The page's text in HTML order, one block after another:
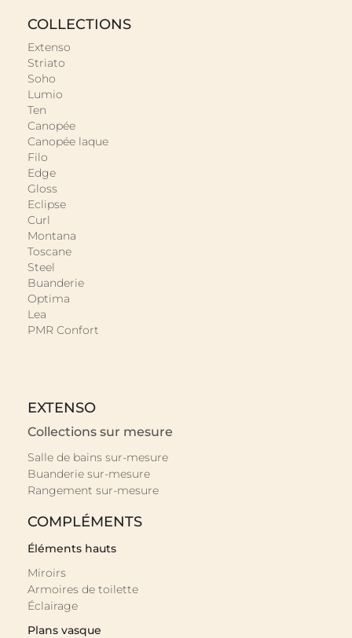
COLLECTIONS
Extenso
Striato
Soho
Lumio
Ten
Canopée
Canopée laque
Filo
Edge
Gloss
Eclipse
Curl
Montana
Toscane
Steel
Buanderie
Optima
Lea
PMR Confort
EXTENSO
Collections sur mesure
Salle de bains sur-mesure
Buanderie sur-mesure
Rangement sur-mesure
COMPLÉMENTS
Éléments hauts
Miroirs
Armoires de toilette
Éclairage
Plans vasque